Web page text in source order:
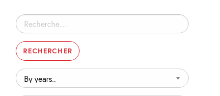
Rechercher :
By
years..